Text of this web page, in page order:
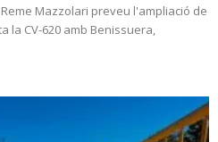
Mazzolari preveu l'ampliació de
la CV-620 amb Benissuera,